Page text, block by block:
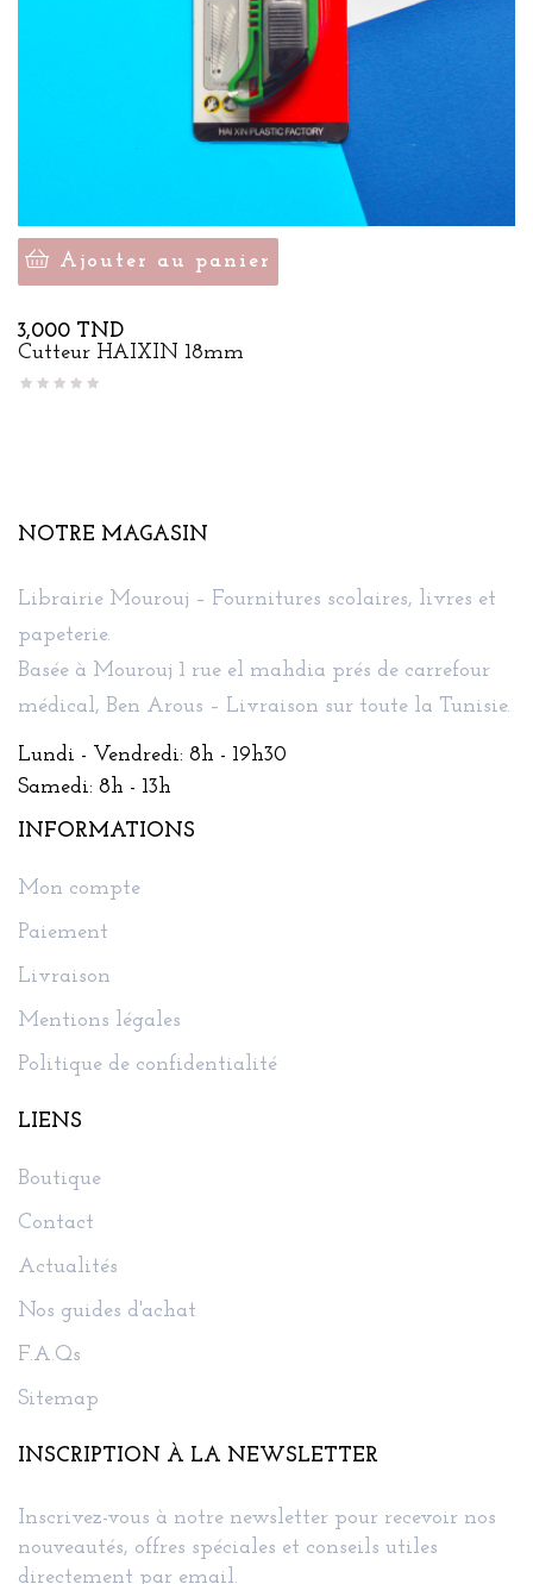
Ajouter au panier
Prix
3,000 TND
Cutteur HAIXIN 18mm
NOTRE MAGASIN
Librairie Mourouj – Fournitures scolaires, livres et
papeterie.
Basée à Mourouj 1 rue el mahdia prés de carrefour
médical, Ben Arous – Livraison sur toute la Tunisie.
Lundi - Vendredi: 8h - 19h30
Samedi: 8h - 13h
INFORMATIONS
Mon compte
Paiement
Livraison
Mentions légales
Politique de confidentialité
LIENS
Boutique
Contact
Actualités
Nos guides d'achat
F.A.Qs
Sitemap
INSCRIPTION À LA NEWSLETTER
Inscrivez-vous à notre newsletter pour recevoir nos
nouveautés, offres spéciales et conseils utiles
directement par email.